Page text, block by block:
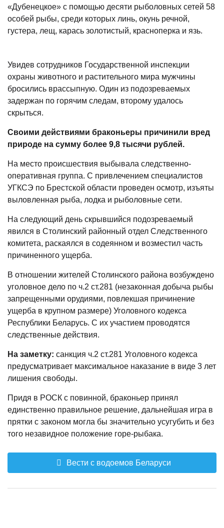
«Дубенецкое» с помощью десяти рыболовных сетей 58
особей рыбы, среди которых линь, окунь речной,
густера, лещ, карась золотистый, красноперка и язь.
Увидев сотрудников Государственной инспекции
охраны животного и растительного мира мужчины
бросились врассыпную. Один из подозреваемых
задержан по горячим следам, второму удалось
скрыться.
Своими действиями браконьеры причинили вред
природе на сумму более 9,8 тысячи рублей.
На место происшествия выбывала следственно-
оперативная группа. С привлечением специалистов
УГКСЭ по Брестской области проведен осмотр, изъяты
выловленная рыба, лодка и рыболовные сети.
На следующий день скрывшийся подозреваемый
явился в Столинский районный отдел Следственного
комитета, раскаялся в содеянном и возместил часть
причиненного ущерба.
В отношении жителей Столинского района возбуждено
уголовное дело по ч.2 ст.281 (незаконная добыча рыбы
запрещенными орудиями, повлекшая причинение
ущерба в крупном размере) Уголовного кодекса
Республики Беларусь. С их участием проводятся
следственные действия.
На заметку: санкция ч.2 ст.281 Уголовного кодекса
предусматривает максимальное наказание в виде 3 лет
лишения свободы.
Придя в РОСК с повинной, браконьер принял
единственно правильное решение, дальнейшая игра в
прятки с законом могла бы значительно усугубить и без
того незавидное положение горе-рыбака.
Вести с водоемов Беларуси